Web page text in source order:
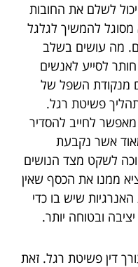
לשלם את החובות
מסוגל להמשיך לגלגל
מה עושים בשלב
לסייע לאנשים
מנקודת השפל של
פשיטת רגל.
לחייב להסדיר
אשר נקבעת
לשקט מצד הנושים
ממנו את הכסף שאין
שיש בו כדי
ובטוחה יותר.
דין פשיטת רגל. זאת